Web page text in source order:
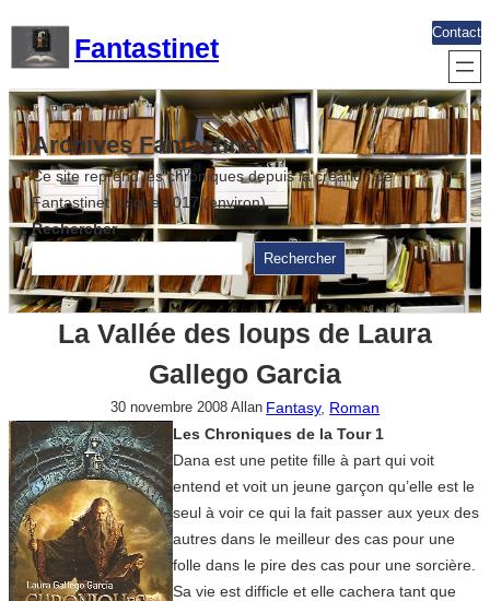
contenu
Fantastinet
Contact
Archives Fantastinet
Ce site reprend les chroniques depuis la création de
Fantastinet jusque 2017 (environ)
Rechercher
Rechercher
La Vallée des loups de Laura
Gallego Garcia
30 novembre 2008 Allan Fantasy, Roman
Les Chroniques de la Tour 1
Dana est une petite fille à part qui voit
entend et voit un jeune garçon qu’elle est le
seul à voir ce qui la fait passer aux yeux des
autres dans le meilleur des cas pour une
folle dans le pire des cas pour une sorcière.
Sa vie est difficle et elle cachera tant que